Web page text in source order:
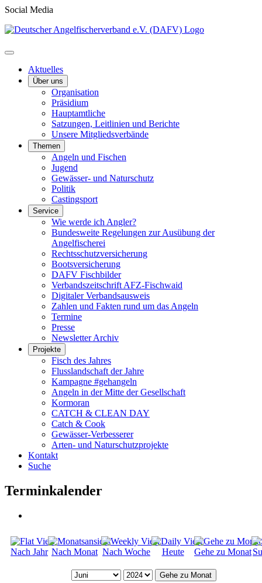
Social Media
Aktuelles
Über uns
Organisation
Präsidium
Hauptamtliche
Satzungen, Leitlinien und Berichte
Unsere Mitgliedsverbände
Themen
Angeln und Fischen
Jugend
Gewässer- und Naturschutz
Politik
Castingsport
Service
Wie werde ich Angler?
Bundesweite Regelungen zur Ausübung der
Angelfischerei
Rechtsschutzversicherung
Bootsversicherung
DAFV Fischbilder
Verbandszeitschrift AFZ-Fischwaid
Digitaler Verbandsausweis
Zahlen und Fakten rund um das Angeln
Termine
Presse
Newsletter Archiv
Projekte
Fisch des Jahres
Flusslandschaft der Jahre
Kampagne #gehangeln
Angeln in der Mitte der Gesellschaft
Kormoran
CATCH & CLEAN DAY
Catch & Cook
Gewässer-Verbesserer
Arten- und Naturschutzprojekte
Kontakt
Suche
Terminkalender
Nach Jahr Nach Monat Nach Woche Heute Gehe zu Monat
Gehe zu Monat